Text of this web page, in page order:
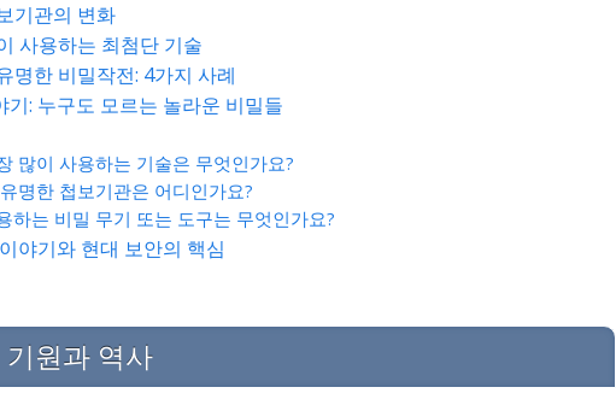
기관의 변화
사용하는 최첨단 기술
명한 비밀작전: 4가지 사례
: 누구도 모르는 놀라운 비밀들
많이 사용하는 기술은 무엇인가요?
명한 첩보기관은 어디인가요?
하는 비밀 무기 또는 도구는 무엇인가요?
야기와 현대 보안의 핵심
원과 역사